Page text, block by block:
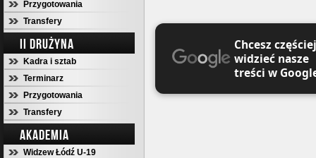
Przygotowania
Transfery
II DRUŻYNA
Kadra i sztab
Terminarz
Przygotowania
Transfery
AKADEMIA
Widzew Łódź U-19
Chcesz częściej
widzieć nasze
treści w